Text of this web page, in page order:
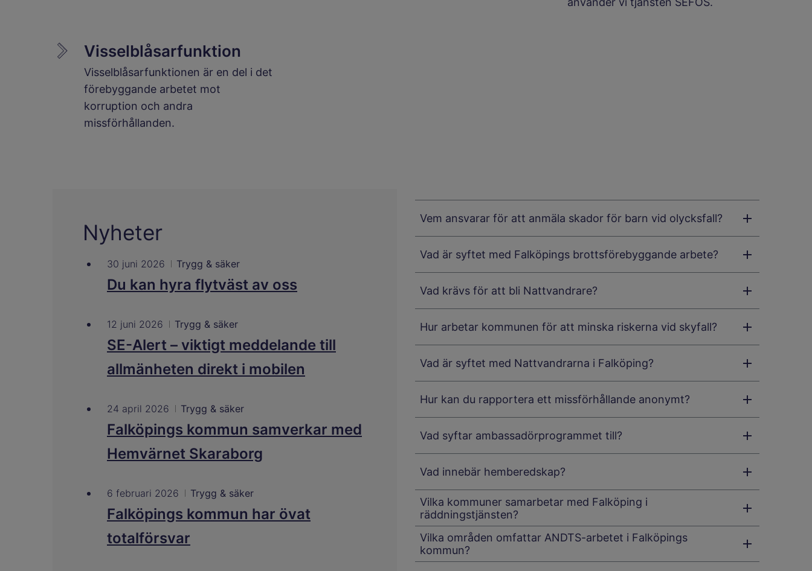
Visselblåsarfunktion
Visselblåsarfunktionen är en del i det
förebyggande arbetet mot
korruption och andra
missförhållanden.
Nyheter
30 juni 2026 Trygg & säker
Du kan hyra flytväst av oss
12 juni 2026 Trygg & säker
SE-Alert – viktigt meddelande till
allmänheten direkt i mobilen
24 april 2026 Trygg & säker
Falköpings kommun samverkar med
Hemvärnet Skaraborg
6 februari 2026 Trygg & säker
Falköpings kommun har övat
totalförsvar
Vem ansvarar för att anmäla skador för barn vid olycksfall?
Vad är syftet med Falköpings brottsförebyggande arbete?
Vad krävs för att bli Nattvandrare?
Hur arbetar kommunen för att minska riskerna vid skyfall?
Vad är syftet med Nattvandrarna i Falköping?
Hur kan du rapportera ett missförhållande anonymt?
Vad syftar ambassadörprogrammet till?
Vad innebär hemberedskap?
Vilka kommuner samarbetar med Falköping i
räddningstjänsten?
Vilka områden omfattar ANDTS-arbetet i Falköpings
kommun?